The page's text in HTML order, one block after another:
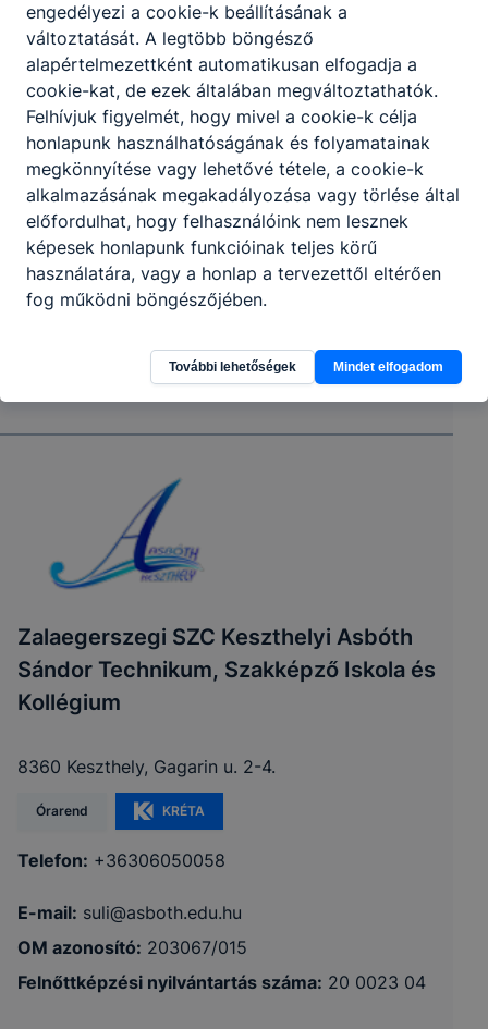
Zalaegerszegi SZC Keszthelyi Asbóth
Sándor Technikum, Szakképző Iskola és
Kollégium
8360 Keszthely, Gagarin u. 2-4.
Órarend KRÉTA
Telefon: +36306050058
E-mail: suli@asboth.edu.hu
OM azonosító: 203067/015
Felnőttképzési nyilvántartás száma: 20 0023 04
engedélyezi a cookie-k beállításának a
változtatását. A legtöbb böngésző
alapértelmezettként automatikusan elfogadja a
cookie-kat, de ezek általában megváltoztathatók.
Felhívjuk figyelmét, hogy mivel a cookie-k célja
honlapunk használhatóságának és folyamatainak
megkönnyítése vagy lehetővé tétele, a cookie-k
alkalmazásának megakadályozása vagy törlése által
előfordulhat, hogy felhasználóink nem lesznek
képesek honlapunk funkcióinak teljes körű
használatára, vagy a honlap a tervezettől eltérően
fog működni böngészőjében.
További lehetőségek Mindet elfogadom